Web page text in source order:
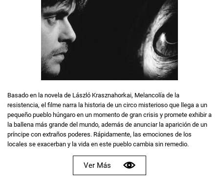
Basado en la novela de László Krasznahorkai, Melancolía de la
resistencia, el filme narra la historia de un circo misterioso que llega a un
pequeño pueblo húngaro en un momento de gran crisis y promete exhibir a
la ballena más grande del mundo, además de anunciar la aparición de un
príncipe con extraños poderes. Rápidamente, las emociones de los
locales se exacerban y la vida en este pueblo cambia sin remedio.
Ver Más